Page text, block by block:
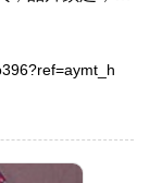
，肚臍章/胎
皮章，牛角印